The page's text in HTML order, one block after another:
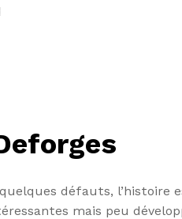
quelques défauts,
mais peu